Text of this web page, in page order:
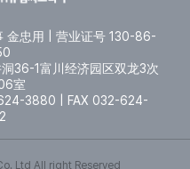
金忠用 | 营业证号 130-86-
36-1富川经济园区双龙3次
室
3880 | FAX 032-624-
Ltd All right Reserved